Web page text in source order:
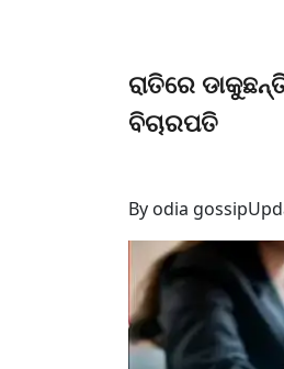
ରାତିରେ
ବିଚାରପତି
By odia gossip